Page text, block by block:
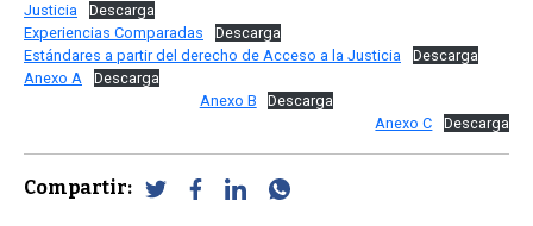
Justicia
Descarga
Experiencias Comparadas
Descarga
Estándares a partir del derecho de Acceso a la Justicia
Descarga
Anexo A
Descarga
Anexo B
Descarga
Anexo C
Descarga
Compartir: